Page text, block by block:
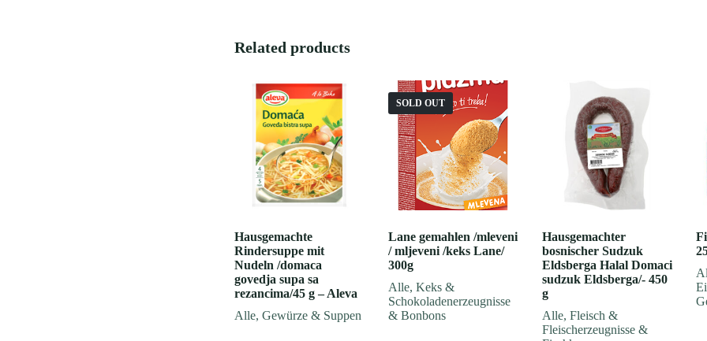
Related products
Hausgemachte
Rindersuppe mit
Nudeln /domaca
govedja supa sa
rezancima/45 g – Aleva
Alle, Gewürze & Suppen
SOLD OUT
Lane gemahlen /mleveni
/ mljeveni /keks Lane/
300g
Alle, Keks &
Schokoladenerzeugnisse
& Bonbons
Hausgemachter
bosnischer Sudzuk
Eldsberga Halal Domaci
sudzuk Eldsberga/- 450
g
Alle, Fleisch &
Fleischerzeugnisse &